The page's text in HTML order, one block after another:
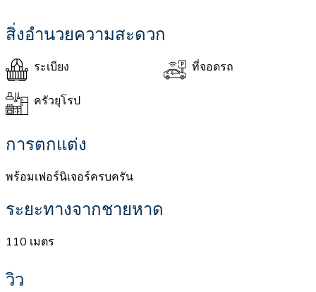
สิ่งอำนวยความสะดวก
ระเบียง ที่จอดรถ
ครัวยุโรป
การตกแต่ง
พร้อมเฟอร์นิเจอร์ครบครัน
ระยะทางจากชายหาด
110 เมตร
วิว